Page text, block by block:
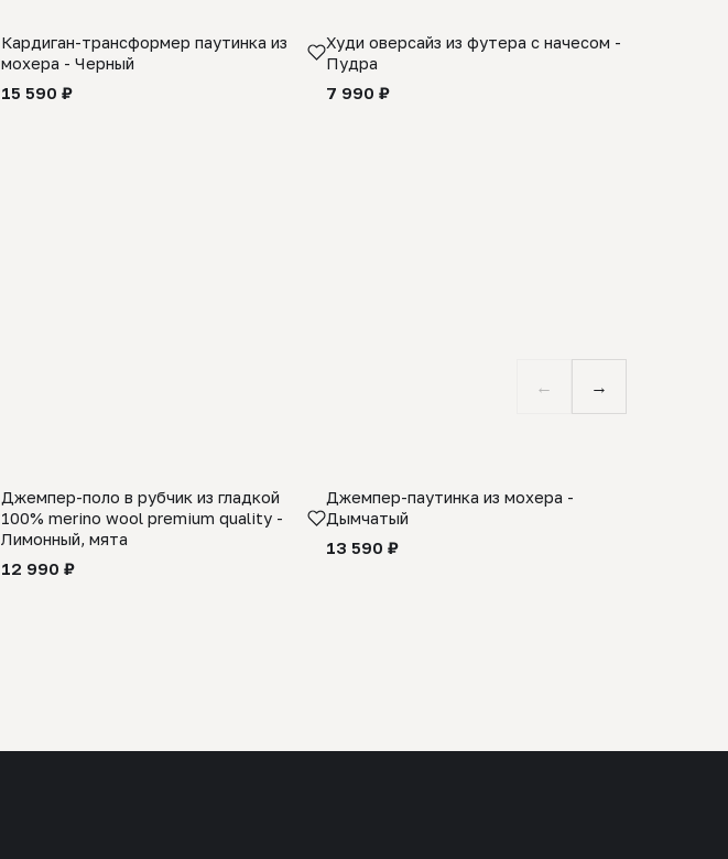
Кардиган-трансформер паутинка из
мохера - Черный
15 590 ₽
Худи оверсайз из футера с начесом -
Пудра
7 990 ₽
← →
Джемпер-поло в рубчик из гладкой
100% merino wool premium quality -
Лимонный, мята
12 990 ₽
Джемпер-паутинка из мохера -
Дымчатый
13 590 ₽